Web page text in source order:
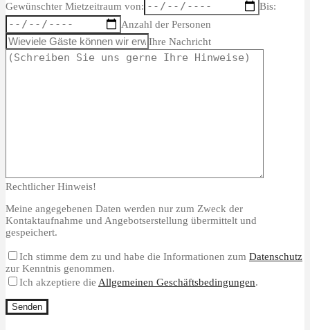
Gewünschter Mietzeitraum von:
Bis:
Anzahl der Personen
Ihre Nachricht
Rechtlicher Hinweis!
Meine angegebenen Daten werden nur zum Zweck der
Kontaktaufnahme und Angebotserstellung übermittelt und
gespeichert.
Ich stimme dem zu und habe die Informationen zum Datenschutz
zur Kenntnis genommen.
Ich akzeptiere die Allgemeinen Geschäftsbedingungen.